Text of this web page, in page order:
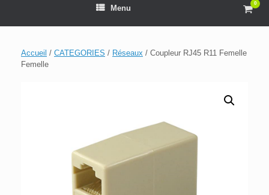
Menu
View
cart
0
Accueil / CATEGORIES / Réseaux / Coupleur RJ45 R11 Femelle
Femelle